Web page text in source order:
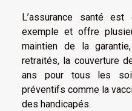
L’assurance santé
exemple et offre
maintien de la
retraités, la couverture
ans pour tous les
préventifs comme la
des handicapés.